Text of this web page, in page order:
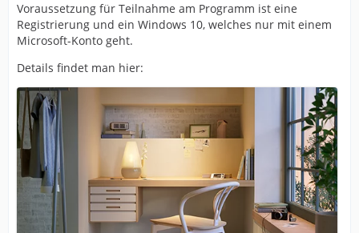
Voraussetzung für Teilnahme am Programm ist eine
Registrierung und ein Windows 10, welches nur mit einem
Microsoft-Konto geht.
Details findet man hier: